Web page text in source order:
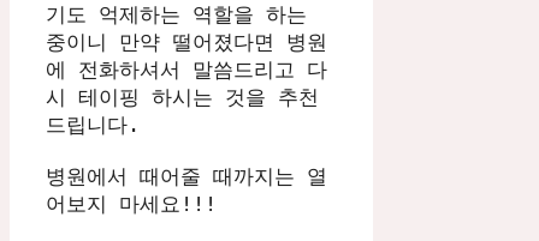
기도 억제하는 역할을 하는
중이니 만약 떨어졌다면 병원
에 전화하셔서 말씀드리고 다
시 테이핑 하시는 것을 추천
드립니다.
병원에서 때어줄 때까지는 열
어보지 마세요!!!